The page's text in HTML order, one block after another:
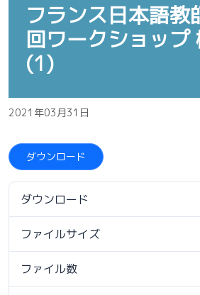
フランス日本語教
回ワークショッ
(1)
2021年03月31日
ダウンロード
ダウンロード
ファイルサイズ
ファイル数